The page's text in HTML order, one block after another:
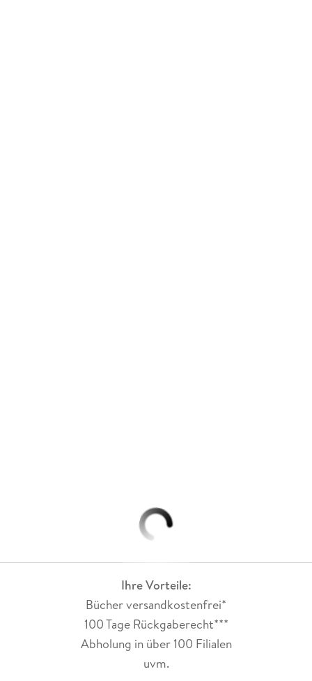
Ihre Vorteile:
Bücher versandkostenfrei*
100 Tage Rückgaberecht***
Abholung in über 100 Filialen
uvm.